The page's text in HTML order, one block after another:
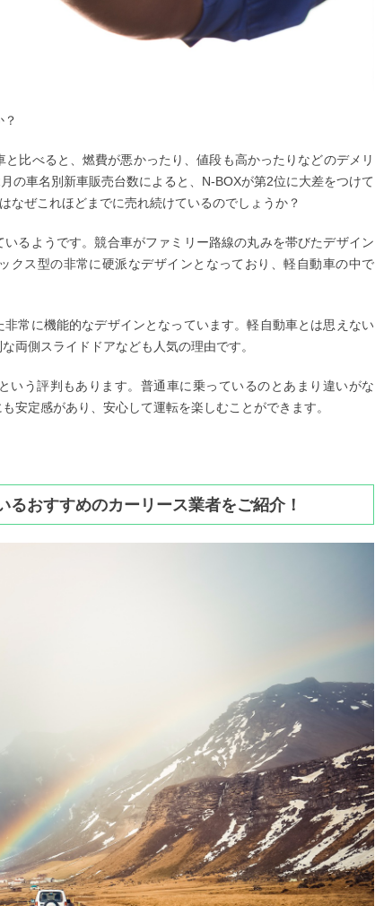
比べると、燃費が悪かったり、値段も高かったりなどのデメリ
の車名別新車販売台数によると、N-BOXが第2位に大差をつけて
なぜこれほどまでに売れ続けているのでしょうか？
るようです。競合車がファミリー路線の丸みを帯びたデザイン
クス型の非常に硬派なデザインとなっており、軽自動車の中で
常に機能的なデザインとなっています。軽自動車とは思えない
両側スライドドアなども人気の理由です。
いう評判もあります。普通車に乗っているのとあまり違いがな
安定感があり、安心して運転を楽しむことができます。
おすすめのカーリース業者をご紹介！